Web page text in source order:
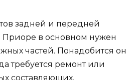
задней и передней
Приоре в основном нужен
частей. Понадобится он
требуется ремонт или
составляющих.